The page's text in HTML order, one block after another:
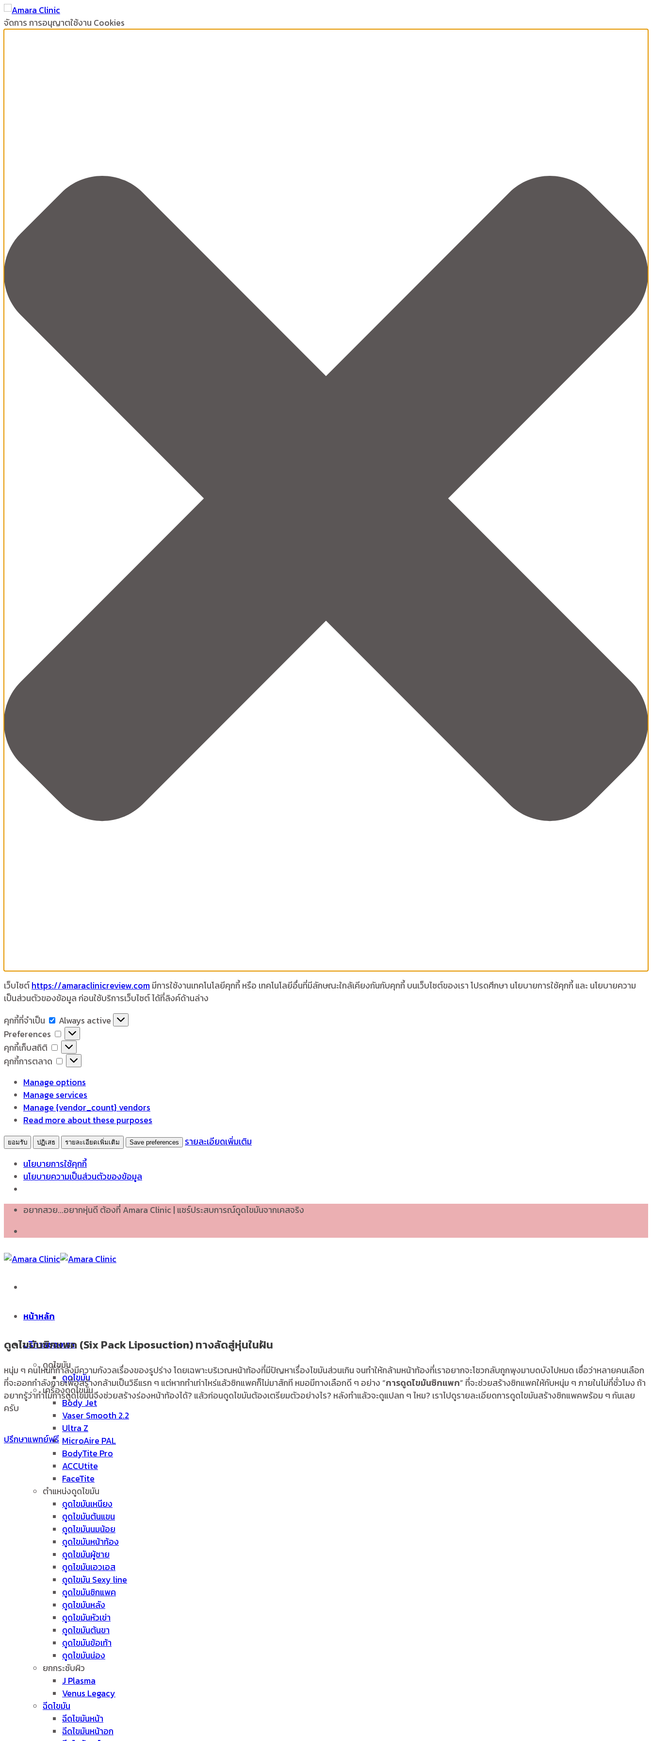
จัดการ การอนุญาตใช้งาน Cookies
เว็บไซต์https://amaraclinicreview.comมีการใช้งานเทคโนโลยีคุกกี้ หรือ เทคโนโลยีอื่นที่มีลักษณะใกล้เคียงกันกับคุกกี้ บนเว็บไซต์ของเรา โปรดศึกษา นโยบายการใช้คุกกี้ และ นโยบายความ
เป็นส่วนตัวของข้อมูล ก่อนใช้บริการเว็บไซต์ ได้ที่ลิงค์ด้านล่าง
คุกกี้ที่จำเป็น
คุกกี้
ที่
จำเป็น
Always active
Preferences
Preferences
คุกกี้เก็บสถิติ
คุกกี้
เก็บ
สถิติ
คุกกี้การตลาด
คุกกี้
ตลาด
Manage options
Manage services
Manage {vendor_count} vendors
Read more about these purposes
ยอมรับ ปฏิเสธ รายละเอียดเพิ่มเติม Save preferences
รายละเอียดเพิ่มเติม
นโยบายการใช้คุกกี้
นโยบายความเป็นส่วนตัวของข้อมูล
Skip
content
อยากสวย...อยากหุ่นดี ต้องที่ Amara Clinic | แชร์ประสบการณ์ดูดไขมันจากเคสจริง
หน้าหลัก
บริการของเรา
ดูดไขมัน
ดูดไขมัน
เครื่องดูดไขมัน
Body Jet
Vaser Smooth 2.2
Ultra Z
MicroAire PAL
BodyTite Pro
ACCUtite
FaceTite
ตำแหน่งดูดไขมัน
ดูดไขมันเหนียง
ดูดไขมันต้นแขน
ดูดไขมันนมน้อย
ดูดไขมันหน้าท้อง
ดูดไขมันผู้ชาย
ดูดไขมันเอวเอส
ดูดไขมัน Sexy line
ดูดไขมันซิกแพค
ดูดไขมันหลัง
ดูดไขมันหัวเข่า
ดูดไขมันต้นขา
ดูดไขมันข้อเท้า
ดูดไขมันน่อง
ยกกระชับผิว
J Plasma
Venus Legacy
ฉีดไขมัน
ฉีดไขมันหน้า
ฉีดไขมันหน้าอก
ดูดไขมันซิกแพค (Six Pack Liposuction) ทางลัดสู่หุ่นในฝัน
หนุ่ม ๆ คนไหนที่กำลังมีความกังวลเรื่องของรูปร่าง โดยเฉพาะบริเวณหน้าท้องที่มีปัญหาเรื่องไขมันส่วนเกิน จนทำให้กล้ามหน้าท้องที่เราอยากจะโชวกลับถูกพุงมาบดบังไปหมด เชื่อว่าหลายคนเลือก
ที่จะออกกำลังกายเพื่อสร้างกล้ามเป็นวิธีแรก ๆ แต่หากทำเท่าไหร่แล้วซิกแพคก็ไม่มาสักที หมอมีทางเลือกดี ๆ อย่าง “การดูดไขมันซิกแพก” ที่จะช่วยสร้างซิกแพคให้กับหนุ่ม ๆ ภายในไม่กี่ชั่วโมง ถ้า
อยากรู้ว่าทำไมการดูดไขมันจึงช่วยสร้างร่องหน้าท้องได้? แล้วก่อนดูดไขมันต้องเตรียมตัวอย่างไร? หลังทำแล้วจะดูแปลก ๆ ไหม? เราไปดูรายละเอียดการดูดไขมันสร้างซิกแพคพร้อม ๆ กันเลย
ครับ
ปรึกษาแพทย์ฟรี